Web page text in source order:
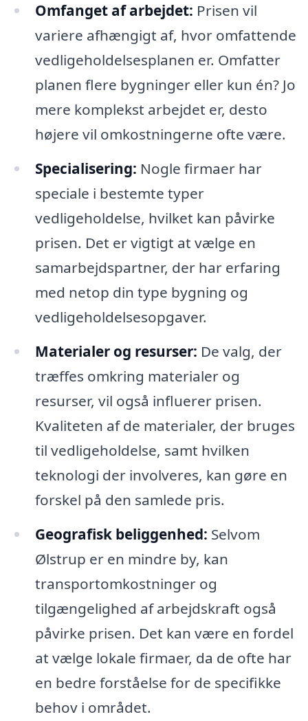
Omfanget af arbejdet: Prisen vil
variere afhængigt af, hvor omfattende
vedligeholdelsesplanen er. Omfatter
planen flere bygninger eller kun én? Jo
mere komplekst arbejdet er, desto
højere vil omkostningerne ofte være.
Specialisering: Nogle firmaer har
speciale i bestemte typer
vedligeholdelse, hvilket kan påvirke
prisen. Det er vigtigt at vælge en
samarbejdspartner, der har erfaring
med netop din type bygning og
vedligeholdelsesopgaver.
Materialer og resurser: De valg, der
træffes omkring materialer og
resurser, vil også influerer prisen.
Kvaliteten af de materialer, der bruges
til vedligeholdelse, samt hvilken
teknologi der involveres, kan gøre en
forskel på den samlede pris.
Geografisk beliggenhed: Selvom
Ølstrup er en mindre by, kan
transportomkostninger og
tilgængelighed af arbejdskraft også
påvirke prisen. Det kan være en fordel
at vælge lokale firmaer, da de ofte har
en bedre forståelse for de specifikke
behov i området.